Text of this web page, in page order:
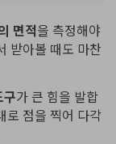
면적을 측정해야
받아볼 때도 마찬
가 큰 힘을 발합
로 점을 찍어 다각